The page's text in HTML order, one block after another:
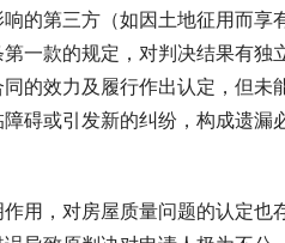
的第三方（如因土地征用而享
一款的规定，对判决结果有独
的效力及履行作出认定，但未
碍或引发新的纠纷，构成遗漏
用，对房屋质量问题的认定也